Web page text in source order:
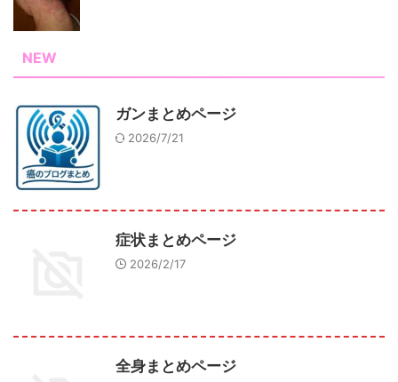
NEW
ガンまとめページ
2026/7/21
症状まとめページ
2026/2/17
全身まとめページ